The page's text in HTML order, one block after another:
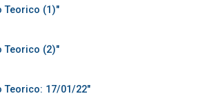
Teorico (1)"
Teorico (2)"
Teorico: 17/01/22"